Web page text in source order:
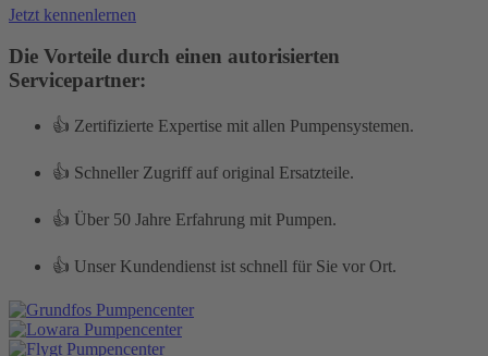
Jetzt kennenlernen
Die Vorteile durch einen autorisierten
Servicepartner:
👍 Zertifizierte Expertise mit allen Pumpensystemen.
👍 Schneller Zugriff auf original Ersatzteile.
👍 Über 50 Jahre Erfahrung mit Pumpen.
👍 Unser Kundendienst ist schnell für Sie vor Ort.